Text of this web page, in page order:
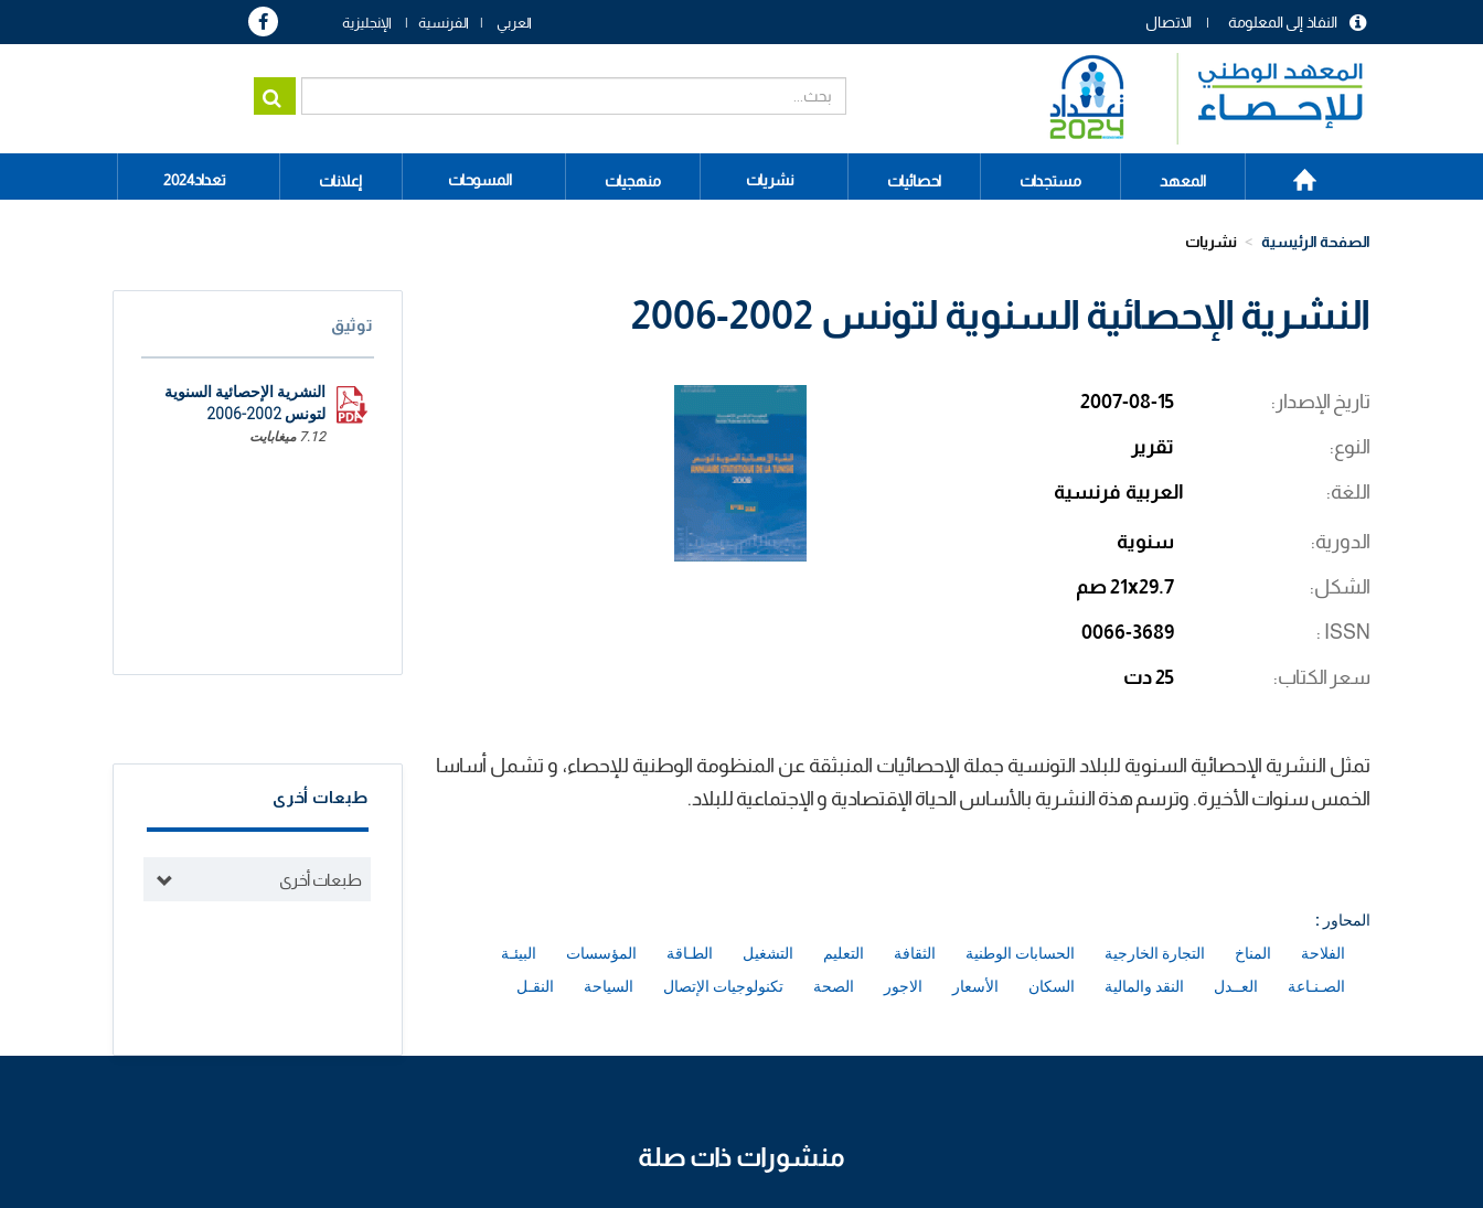
menu
header
الاتصال النفاذ إلى المعلومة العربي الفرنسية الإنجليزية
Main
navigation
الرئيسية
المعهد مستجدات احصائيات نشريات منهجيات المسوحات إعلانات تعداد2024
الصفحة الرئيسية نشريات
النشرية الإحصائية السنوية لتونس 2002-2006
تاريخ الإصدار 2007-08-15
النوع تقرير
اللغة العربية فرنسية
الدورية سنوية
الشكل 21x29.7 صم
ISSN
0066-3689
سعر الكتاب 25 دت
تمثل النشرية الإحصائية السنوية للبلاد التونسية جملة الإحصائيات المنبثقة عن المنظومة الوطنية للإحصاء، و تشمل أساسا
الخمس سنوات الأخيرة. وترسم هذة النشرية بالأساس الحياة الإقتصادية و الإجتماعية للبلاد.
المحاور :
الفلاحة
المناخ التجارة الخارجية الحسابات الوطنية الثقافة التعليم التشغيل الطـاقة المؤسسات
البيئـة
الصـنـاعة
العــدل النقد والمالية السكان الأسعار الاجور الصحة تكنولوجيات الإتصال السياحة النقـل
توثيق
النشرية الإحصائية السنوية
لتونس 2002-2006
7.12 ميغابايت
طبعات أخرى
طبعات أخرى
منشورات ذات صلة